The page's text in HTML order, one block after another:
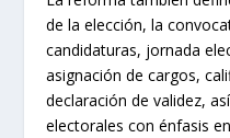
de la elección, la
candidaturas, jornada
asignación de cargos,
declaración de validez,
electorales con énfasis